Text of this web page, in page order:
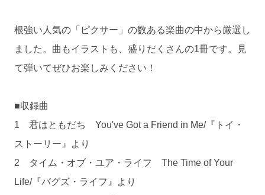
根強い人気の「ピクサー」の数ある楽曲の中から厳選し
ました。曲もイラストも、盛りだくさんの1冊です。見
て弾いてぜひお楽しみください！
■収録曲
1 君はともだち You've Got a Friend in Me/『トイ・
ストーリー』より
2 タイム・オブ・ユア・ライフ The Time of Your
Life/『バグズ・ライフ』より